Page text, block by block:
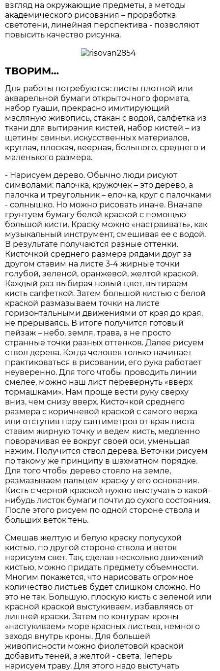
взгляд на окружающие предметы, а методы
академического рисования – проработка
светотени, линейная перспектива - позволяют
повысить качество рисунка.
ТВОРИМ…
Для работы потребуются: листы плотной или
акварельной бумаги открыточного формата,
набор гуаши, прекрасно имитирующий
масляную живопись, стакан с водой, салфетка из
ткани для вытирания кистей, набор кистей – из
щетины свиньи, искусственных материалов,
круглая, плоская, веерная, большого, среднего и
маленького размера.
- Нарисуем дерево. Обычно люди рисуют
символами: палочка, кружочек – это дерево, а
палочка и треугольник – елочка, круг с палочками
- солнышко. Но можно рисовать иначе. Вначале
грунтуем бумагу белой краской с помощью
большой кисти. Краску можно «настраивать», как
музыкальный инструмент, смешивая ее с водой.
В результате получаются разные оттенки.
Кисточкой среднего размера рядами друг за
другом ставим на листе 3-4 жирные точки
голубой, зеленой, оранжевой, желтой краской.
Каждый раз выбирая новый цвет, вытираем
кисть салфеткой. Затем большой кистью с белой
краской размазываем точки на листе
горизонтальными движениями от края до края,
не прерываясь. В итоге получится готовый
пейзаж – небо, земля, трава, а не просто
странные точки разных оттенков. Далее рисуем
ствол дерева. Когда человек только начинает
практиковаться в рисовании, его рука работает
неуверенно. Для того чтобы проводить линии
смелее, можно наш лист перевернуть «вверх
тормашками». Нам проще вести руку сверху
вниз, чем снизу вверх. Кисточкой среднего
размера с коричневой краской с самого верха
или отступив пару сантиметров от края листа
ставим жирную точку и ведем кисть, медленно
поворачивая ее вокруг своей оси, уменьшая
нажим. Получится ствол дерева. Веточки рисуем
по такому же принципу в шахматном порядке.
Для того чтобы дерево стояло на земле,
размазываем пальцем краску у его основания.
Кисть с черной краской нужно выстучать о какой-
нибудь листок бумаги почти до сухого состояния.
После этого рисуем по одной стороне ствола и
больших веток тень.
Смешав желтую и белую краску полусухой
кистью, по другой стороне ствола и веток
нарисуем свет. Так, сделав несколько движений
кистью, можно придать предмету объемности.
Многим покажется, что нарисовать огромное
количество листьев будет слишком сложно. Но
это не так. Большую, плоскую кисть с зеленой или
красной краской выстукиваем, избавляясь от
лишней краски. Затем по контурам кроны
«настукиваем» море красных листьев, немного
заходя внутрь кроны. Для большей
живописности можно фиолетовой краской
добавить теней, а желтой - света. Теперь
нарисуем траву. Для этого надо выстучать